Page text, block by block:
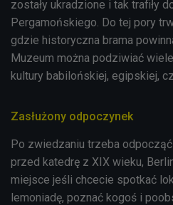
zostały ukradzione i tak trafiły
Pergamońskiego. Do tej pory
gdzie historyczna brama
Muzeum można podziwiać
kultury babilońskiej, egipskiej,
Zasłużony odpoczynek
Po zwiedzaniu trzeba
przed katedrę z XIX wieku,
miejsce jeśli chcecie spotkać
lemoniadę, poznać kogoś i